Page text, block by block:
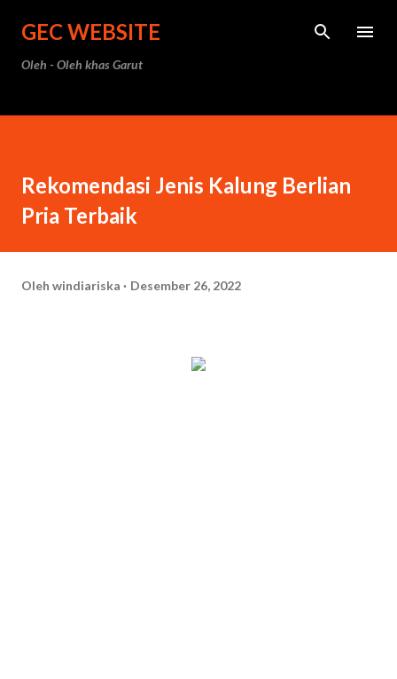
Langsung ke konten utama
GEC WEBSITE
Oleh - Oleh khas Garut
Rekomendasi Jenis Kalung Berlian
Pria Terbaik
Oleh windiariska Desember 26, 2022